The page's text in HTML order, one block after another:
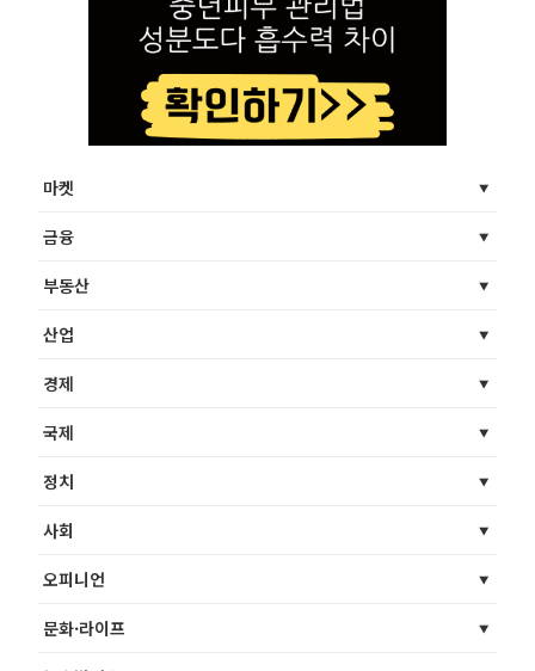
마켓
금융
부동산
산업
경제
국제
정치
사회
오피니언
문화·라이프